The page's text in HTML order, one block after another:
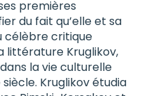
premières
du fait qu’elle et sa
célèbre critique
littérature Kruglikov,
la vie culturelle
siècle. Kruglikov étudia